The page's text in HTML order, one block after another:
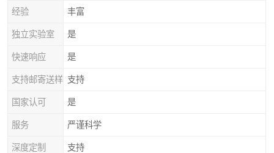
经验 丰富
独立实验室 是
快速响应 是
支持邮寄送样 支持
国家认可 是
服务 严谨科学
深度定制 支持